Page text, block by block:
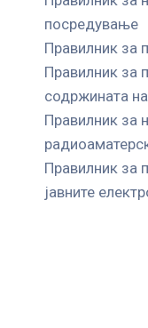
посредување
Правилник за
Правилник за
содржината
Правилник за
Правилник за
јавните